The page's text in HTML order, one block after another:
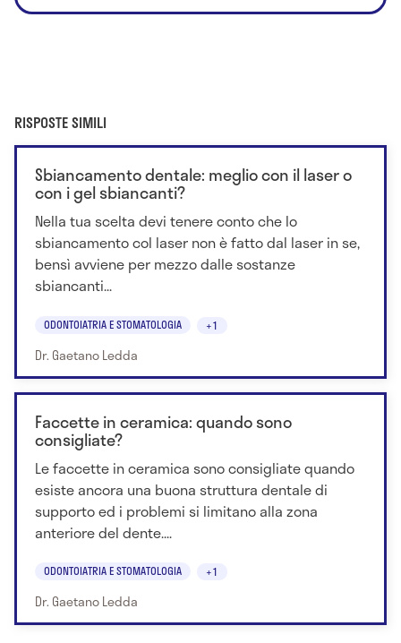
RISPOSTE SIMILI
Sbiancamento dentale: meglio con il laser o
con i gel sbiancanti?
Nella tua scelta devi tenere conto che lo
sbiancamento col laser non è fatto dal laser in se,
bensì avviene per mezzo dalle sostanze
sbiancanti...
ODONTOIATRIA E STOMATOLOGIA +1
Dr. Gaetano Ledda
Faccette in ceramica: quando sono
consigliate?
Le faccette in ceramica sono consigliate quando
esiste ancora una buona struttura dentale di
supporto ed i problemi si limitano alla zona
anteriore del dente....
ODONTOIATRIA E STOMATOLOGIA +1
Dr. Gaetano Ledda